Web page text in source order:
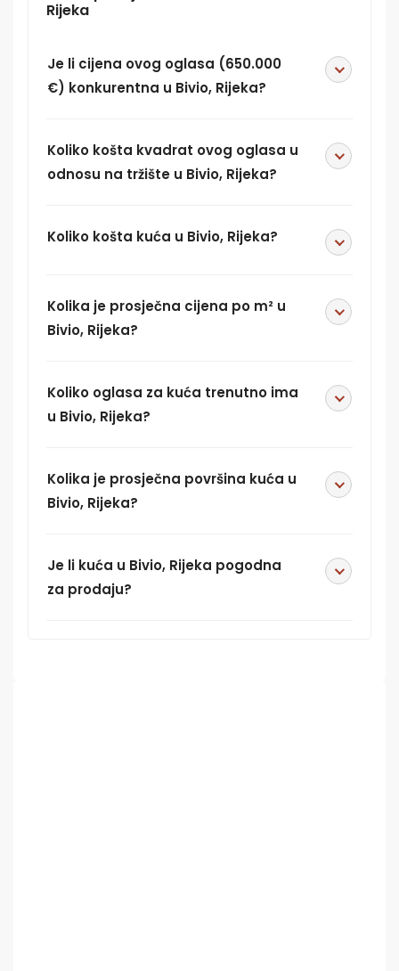
Rijeka
Je li cijena ovog oglasa (650.000
€) konkurentna u Bivio, Rijeka?
Koliko košta kvadrat ovog oglasa u
odnosu na tržište u Bivio, Rijeka?
Koliko košta kuća u Bivio, Rijeka?
Kolika je prosječna cijena po m² u
Bivio, Rijeka?
Koliko oglasa za kuća trenutno ima
u Bivio, Rijeka?
Kolika je prosječna površina kuća u
Bivio, Rijeka?
Je li kuća u Bivio, Rijeka pogodna
za prodaju?